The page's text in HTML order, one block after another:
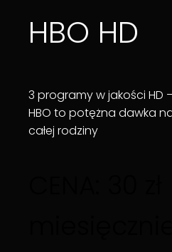
HBO HD
3 programy w jakości HD –
HBO to potężna dawka
całej rodziny